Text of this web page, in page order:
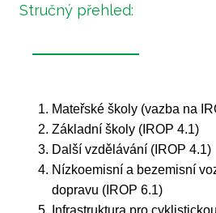
Stručný přehled:
Mateřské školy (vazba na
Základní školy (IROP 4.1)
Další vzdělávání (IROP 4.1)
Nízkoemisní a bezemisní
dopravu (IROP 6.1)